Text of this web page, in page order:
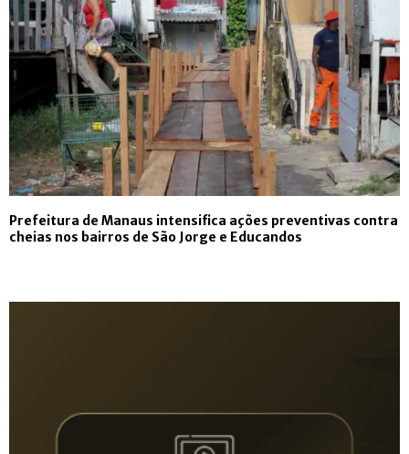
Prefeitura de Manaus intensifica ações preventivas contra
cheias nos bairros de São Jorge e Educandos